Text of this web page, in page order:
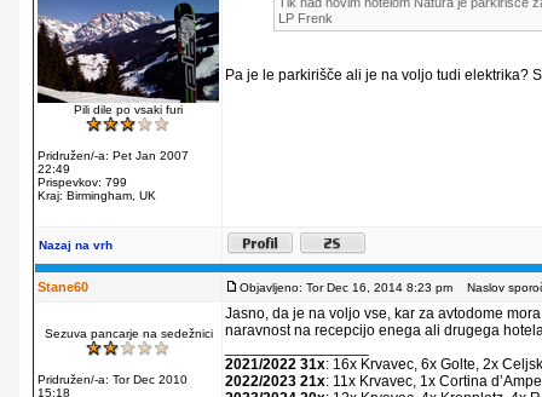
Pili dile po vsaki furi
Pridružen/-a: Pet Jan 2007
22:49
Prispevkov: 799
Kraj: Birmingham, UK
LP Frenk
Pa je le parkirišče ali je na voljo tudi elektrika?
Nazaj na vrh
Stane60 Objavljeno: Tor Dec 16, 2014 8:23 pm Naslov
Sezuva pancarje na sedežnici
Pridružen/-a: Tor Dec 2010
15:18
Jasno, da je na voljo vse, kar za avtodome
naravnost na recepcijo enega ali drugega
2021/2022 31x: 16x Krvavec, 6x Golte, 2x
2022/2023 21x: 11x Krvavec, 1x Cortina